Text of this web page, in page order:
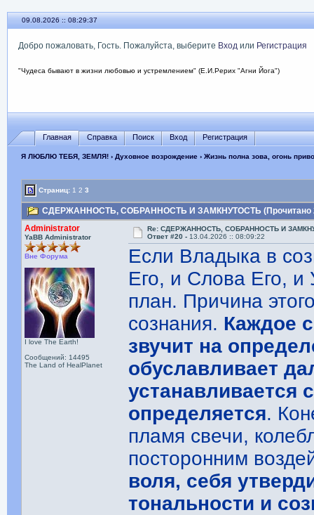
09.08.2026 :: 08:29:38
Добро пожаловать, Гость. Пожалуйста, выберите Входили Регистрация
"Чудеса бывают в жизни любовью и устремлением" (Е.И.Рерих "Агни Йога")
Главная Справка Поиск Вход Регистрация
Я ЛЮБЛЮ ТЕБЯ, ЗЕМЛЯ!› Духовное возрождение› Жизнь полна зова, огонь
Страниц: 1 2 3
СДЕРЖАННОСТЬ, СОБРАННОСТЬ И ЗАМКНУТОСТЬ (Прочитано
Administrator
YaBB Administrator
Вне Форума
I love The Earth!
Сообщений: 14495
The Land of HealPlanet
Re: СДЕРЖАННОСТЬ, СОБРАННОСТЬ И
Ответ #20 - 13.04.2026 :: 08:09:22
Если Владыка в
Его, и Слова Его, и
план. Причина
сознания. Каждое
звучит на
обуславливает
устанавливается
определяется.
пламя свечи,
посторонним
воля, себя
тональности и